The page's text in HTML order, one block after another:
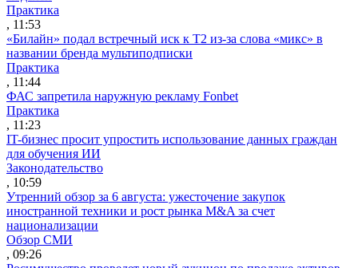
Практика
, 11:53
«Билайн» подал встречный иск к Т2 из-за слова «микс» в
названии бренда мультиподписки
Практика
, 11:44
ФАС запретила наружную рекламу Fonbet
Практика
, 11:23
IT-бизнес просит упростить использование данных граждан
для обучения ИИ
Законодательство
, 10:59
Утренний обзор за 6 августа: ужесточение закупок
иностранной техники и рост рынка M&A за счет
национализации
Обзор СМИ
, 09:26